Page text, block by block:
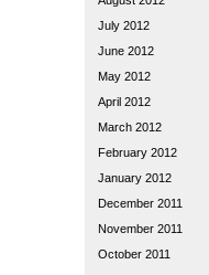
July 2012
June 2012
May 2012
April 2012
March 2012
February 2012
January 2012
December 2011
November 2011
October 2011